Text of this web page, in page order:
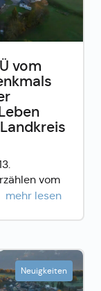
vom
vom
mehr lesen
Neuigkeiten